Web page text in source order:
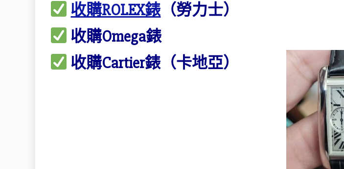
收購ROLEX錶（勞力士）
收購Omega錶
收購Cartier錶（卡地亞）